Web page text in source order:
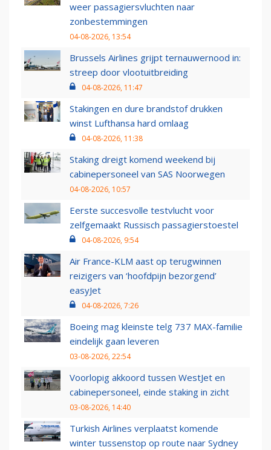
weer passagiersvluchten naar
zonbestemmingen
04-08-2026, 13:54
Brussels Airlines grijpt ternauwernood in:
streep door vlootuitbreiding
04-08-2026, 11:47
Stakingen en dure brandstof drukken
winst Lufthansa hard omlaag
04-08-2026, 11:38
Staking dreigt komend weekend bij
cabinepersoneel van SAS Noorwegen
04-08-2026, 10:57
Eerste succesvolle testvlucht voor
zelfgemaakt Russisch passagierstoestel
04-08-2026, 9:54
Air France-KLM aast op terugwinnen
reizigers van ‘hoofdpijn bezorgend’
easyJet
04-08-2026, 7:26
Boeing mag kleinste telg 737 MAX-familie
eindelijk gaan leveren
03-08-2026, 22:54
Voorlopig akkoord tussen WestJet en
cabinepersoneel, einde staking in zicht
03-08-2026, 14:40
Turkish Airlines verplaatst komende
winter tussenstop op route naar Sydney